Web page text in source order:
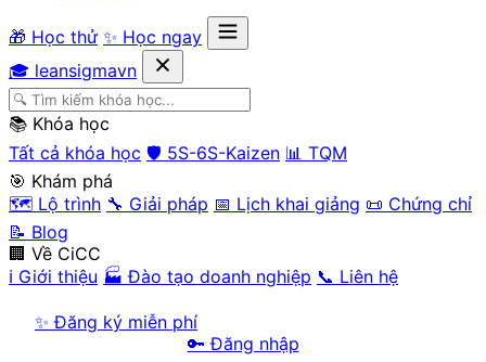
🎁 Học thử ✨ Học ngay
🎓 leansigmavn
📚 Khóa học
Tất cả khóa học 🛡️ 5S-6S-Kaizen 📊 TQM
🎯 Khám phá
🗺️ Lộ trình 🔧 Giải pháp 📅 Lịch khai giảng 📜 Chứng chỉ
📝 Blog
🏢 Về CiCC
ℹ️ Giới thiệu 🏭 Đào tạo doanh nghiệp 📞 Liên hệ
✨ Đăng ký miễn phí
🔑 Đăng nhập